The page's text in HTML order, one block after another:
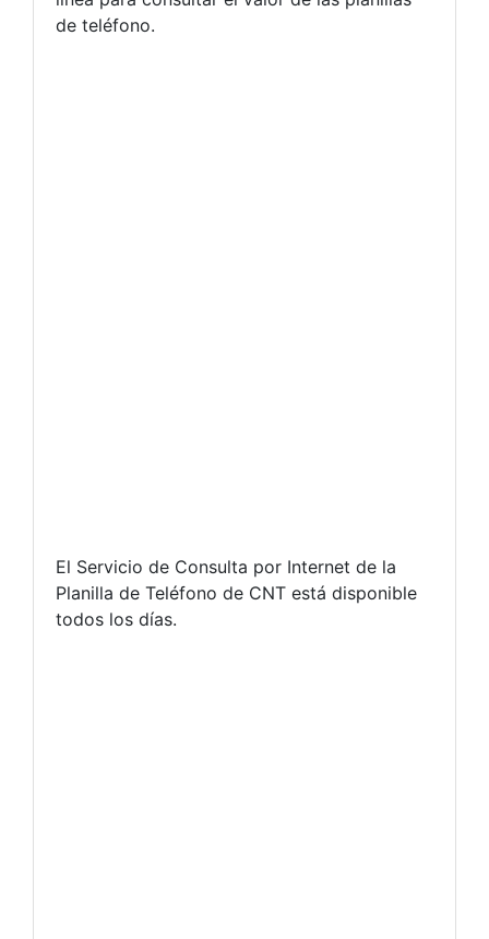
de teléfono.
El Servicio de Consulta por Internet de la
Planilla de Teléfono de CNT está disponible
todos los días.